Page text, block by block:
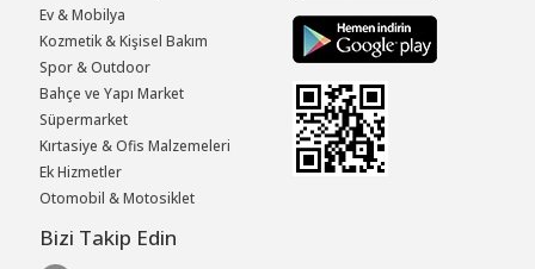
Ev & Mobilya
Kozmetik & Kişisel Bakım
Spor & Outdoor
Bahçe ve Yapı Market
Süpermarket
Kırtasiye & Ofis Malzemeleri
Ek Hizmetler
Otomobil & Motosiklet
Bizi Takip Edin